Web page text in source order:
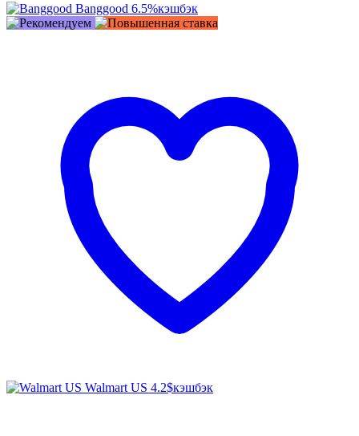
Banggood 6.5%кэшбэк
Walmart US 4.2$кэшбэк